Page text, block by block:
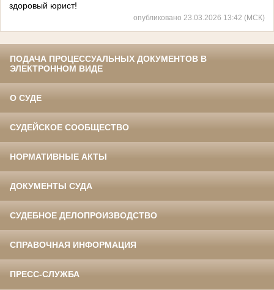
здоровый юрист!
опубликовано 23.03.2026 13:42 (МСК)
ПОДАЧА ПРОЦЕССУАЛЬНЫХ ДОКУМЕНТОВ В
ЭЛЕКТРОННОМ ВИДЕ
О СУДЕ
СУДЕЙСКОЕ СООБЩЕСТВО
НОРМАТИВНЫЕ АКТЫ
ДОКУМЕНТЫ СУДА
СУДЕБНОЕ ДЕЛОПРОИЗВОДСТВО
СПРАВОЧНАЯ ИНФОРМАЦИЯ
ПРЕСС-СЛУЖБА